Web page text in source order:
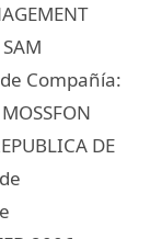
Compañía:
DE